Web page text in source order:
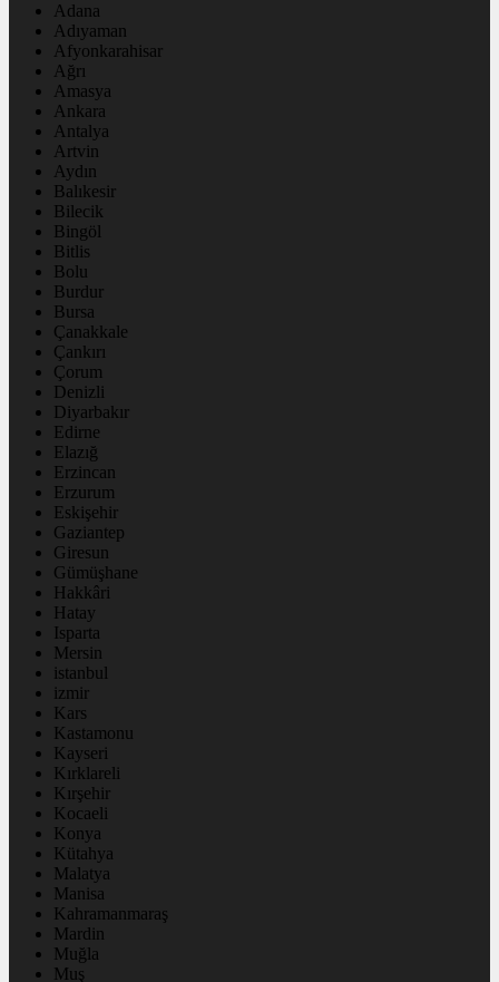
Adana
Adıyaman
Afyonkarahisar
Ağrı
Amasya
Ankara
Antalya
Artvin
Aydın
Balıkesir
Bilecik
Bingöl
Bitlis
Bolu
Burdur
Bursa
Çanakkale
Çankırı
Çorum
Denizli
Diyarbakır
Edirne
Elazığ
Erzincan
Erzurum
Eskişehir
Gaziantep
Giresun
Gümüşhane
Hakkâri
Hatay
Isparta
Mersin
istanbul
izmir
Kars
Kastamonu
Kayseri
Kırklareli
Kırşehir
Kocaeli
Konya
Kütahya
Malatya
Manisa
Kahramanmaraş
Mardin
Muğla
Muş